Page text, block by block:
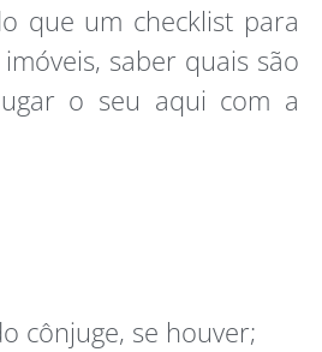
que um checklist para
saber quais são
o seu aqui com a
cônjuge, se houver;